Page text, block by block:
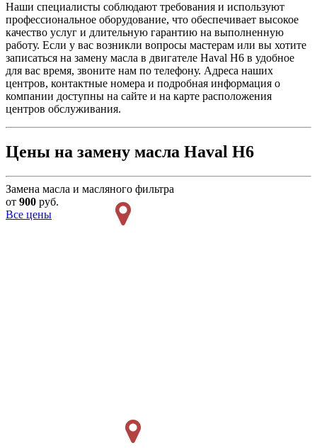
Наши специалисты соблюдают требования и используют
профессиональное оборудование, что обеспечивает высокое
качество услуг и длительную гарантию на выполненную
работу. Если у вас возникли вопросы мастерам или вы хотите
записаться на замену масла в двигателе Haval H6 в удобное
для вас время, звоните нам по телефону. Адреса наших
центров, контактные номера и подробная информация о
компании доступны на сайте и на карте расположения
центров обслуживания.
Цены на замену масла Haval H6
Замена масла и масляного фильтра
от 900 руб.
Все цены